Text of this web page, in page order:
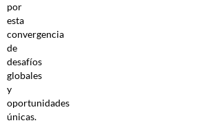
por
esta
convergencia
de
desafíos
globales
y
oportunidades
únicas.